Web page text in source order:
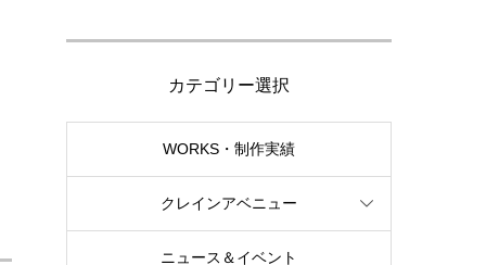
カテゴリー選択
WORKS・制作実績
クレインアベニュー
ニュース＆イベント